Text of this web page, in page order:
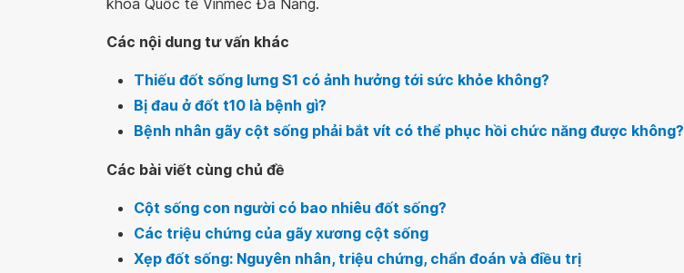
khoa Quốc tế Vinmec Đà Nẵng.
Các nội dung tư vấn khác
Thiếu đốt sống lưng S1 có ảnh hưởng tới sức khỏe không?
Bị đau ở đốt t10 là bệnh gì?
Bệnh nhân gãy cột sống phải bắt vít có thể phục hồi chức năng được không?
Các bài viết cùng chủ đề
Cột sống con người có bao nhiêu đốt sống?
Các triệu chứng của gãy xương cột sống
Xẹp đốt sống: Nguyên nhân, triệu chứng, chẩn đoán và điều trị